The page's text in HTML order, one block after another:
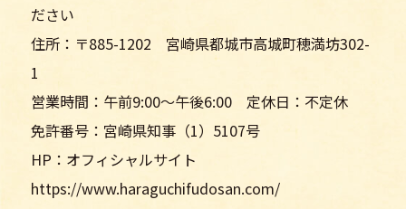
ださい
住所：〒885-1202 宮崎県都城市高城町穂満坊302-
1
営業時間：午前9:00〜午後6:00 定休日：不定休
免許番号：宮崎県知事（1）5107号
HP：オフィシャルサイト
https://www.haraguchifudosan.com/